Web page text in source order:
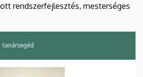
rendszerfejlesztés, mesterséges
tanársegéd